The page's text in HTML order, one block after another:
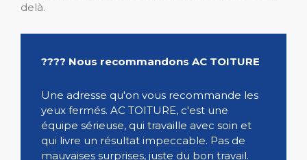
delà.
???? Nous recommandons AC TOITURE
Une adresse qu'on vous recommande les
yeux fermés. AC TOITURE, c'est une
équipe sérieuse, qui travaille avec soin et
qui livre un résultat impeccable. Pas de
mauvaises surprises, juste du bon travail.